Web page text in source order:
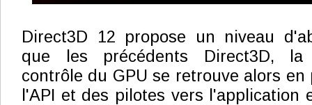
Direct3D 12 propose un niveau
que les précédents Direct3D, la
contrôle du GPU se retrouve alors
l'API et des pilotes vers l'application